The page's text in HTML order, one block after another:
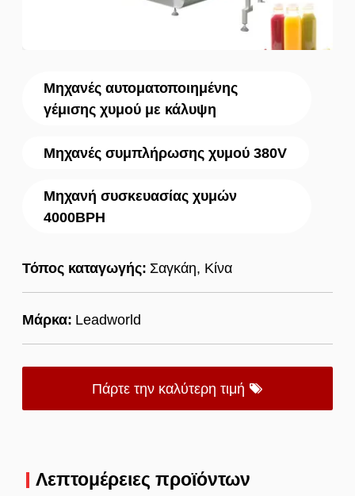
Μηχανές αυτοματοποιημένης
γέμισης χυμού με κάλυψη
Μηχανές συμπλήρωσης χυμού 380V
Μηχανή συσκευασίας χυμών
4000BPH
Τόπος καταγωγής: Σαγκάη, Κίνα
Μάρκα: Leadworld
Πάρτε την καλύτερη τιμή
Λεπτομέρειες προϊόντων